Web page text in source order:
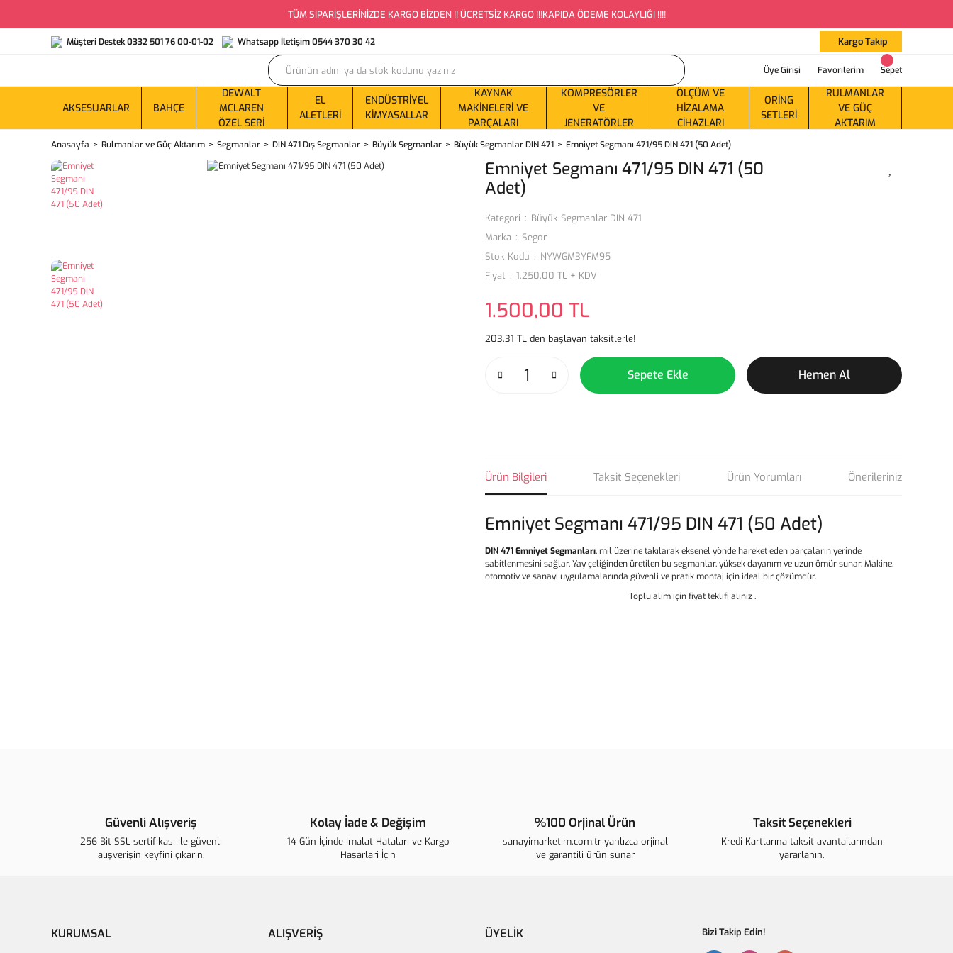
TÜM SİPARİŞLERİNİZDE KARGO BİZDEN !! ÜCRETSİZ KARGO !!!KAPIDA ÖDEME KOLAYLIĞI !!!!
Müşteri Destek 0332 501 76 00-01-02 Whatsapp İletişim 0544 370 30 42 Kargo Takip
Üye Girişi Favorilerim Sepet
AKSESUARLAR BAHÇE
DEWALT
MCLAREN
ÖZEL SERI
EL
ALETLERI
ENDÜSTRIYEL
KIMYASALLAR
KAYNAK
MAKINELERI VE
PARÇALARI
KOMPRESÖRLER
VE
JENERATÖRLER
ÖLÇÜM VE
HIZALAMA
CIHAZLARI
ORING
SETLERI
RULMANLAR
VE GÜÇ
AKTARIM
Anasayfa Rulmanlar ve Güç Aktarım Segmanlar DIN 471 Dış Segmanlar Büyük Segmanlar Büyük Segmanlar DIN 471 Emniyet Segmanı 471/95 DIN 471 (50 Adet)
Emniyet Segmanı 471/95 DIN 471 (50
Adet)
Kategori
Büyük Segmanlar DIN 471
Marka
Segor
Stok Kodu
NYWGM3YFM95
Fiyat
1.250,00 TL + KDV
1.500,00 TL
203,31 TL den başlayan taksitlerle!
Sepete Ekle Hemen Al
Ürün Bilgileri Taksit Seçenekleri Ürün Yorumları Önerileriniz
Emniyet Segmanı 471/95 DIN 471 (50 Adet)
DIN 471 Emniyet Segmanları, mil üzerine takılarak eksenel yönde hareket eden parçaların yerinde
sabitlenmesini sağlar. Yay çeliğinden üretilen bu segmanlar, yüksek dayanım ve uzun ömür sunar. Makine,
otomotiv ve sanayi uygulamalarında güvenli ve pratik montaj için ideal bir çözümdür.
Toplu alım için fiyat teklifi alınız .
Güvenli Alışveriş
256 Bit SSL sertifikası ile güvenli
alışverişin keyfini çıkarın.
Kolay İade & Değişim
14 Gün İçinde İmalat Hataları ve Kargo
Hasarlari İçin
%100 Orjinal Ürün
sanayimarketim.com.tr yanlızca orjinal
ve garantili ürün sunar
Taksit Seçenekleri
Kredi Kartlarına taksit avantajlarından
yararlanın.
KURUMSAL ALIŞVERİŞ ÜYELİK Bizi Takip Edin!